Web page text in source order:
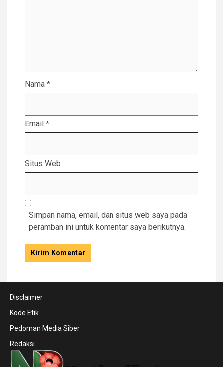
Nama *
Email *
Situs Web
Simpan nama, email, dan situs web saya pada
peramban ini untuk komentar saya berikutnya.
Disclaimer
Kode Etik
Pedoman Media Siber
Redaksi